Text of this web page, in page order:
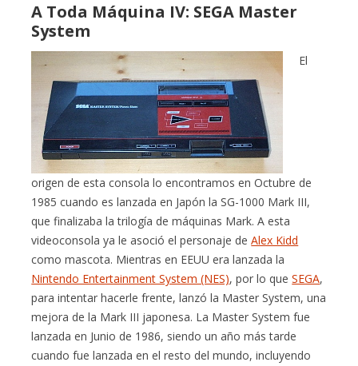
A Toda Máquina IV: SEGA Master
System
El
origen de esta consola lo encontramos en Octubre de
1985 cuando es lanzada en Japón la SG-1000 Mark III,
que finalizaba la trilogía de máquinas Mark. A esta
videoconsola ya le asoció el personaje deAlex Kidd
como mascota. Mientras en EEUU era lanzada la
Nintendo Entertainment System (NES), por lo queSEGA,
para intentar hacerle frente, lanzó la Master System, una
mejora de la Mark III japonesa. La Master System fue
lanzada en Junio de 1986, siendo un año más tarde
cuando fue lanzada en el resto del mundo, incluyendo